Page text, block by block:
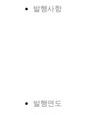
발행사항
발행연도